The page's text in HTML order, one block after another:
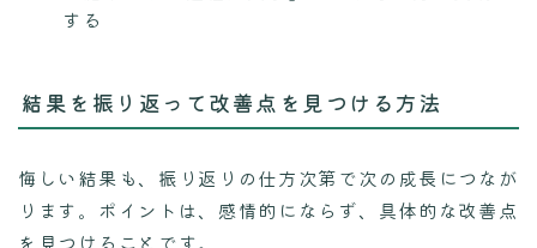
する
結果を振り返って改善点を見つける方法
悔しい結果も、振り返りの仕方次第で次の成長につなが
ります。ポイントは、感情的にならず、具体的な改善点
を見つけることです。